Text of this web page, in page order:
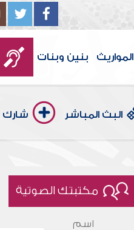
المواريث بنين وبنات
البث المباشر شارك
مكتبتك الصوتية
اسم